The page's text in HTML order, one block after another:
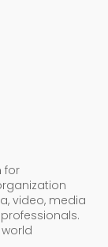
for
video, media